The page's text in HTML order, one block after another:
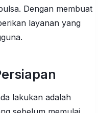
Dengan membuat
layanan yang
lakukan adalah